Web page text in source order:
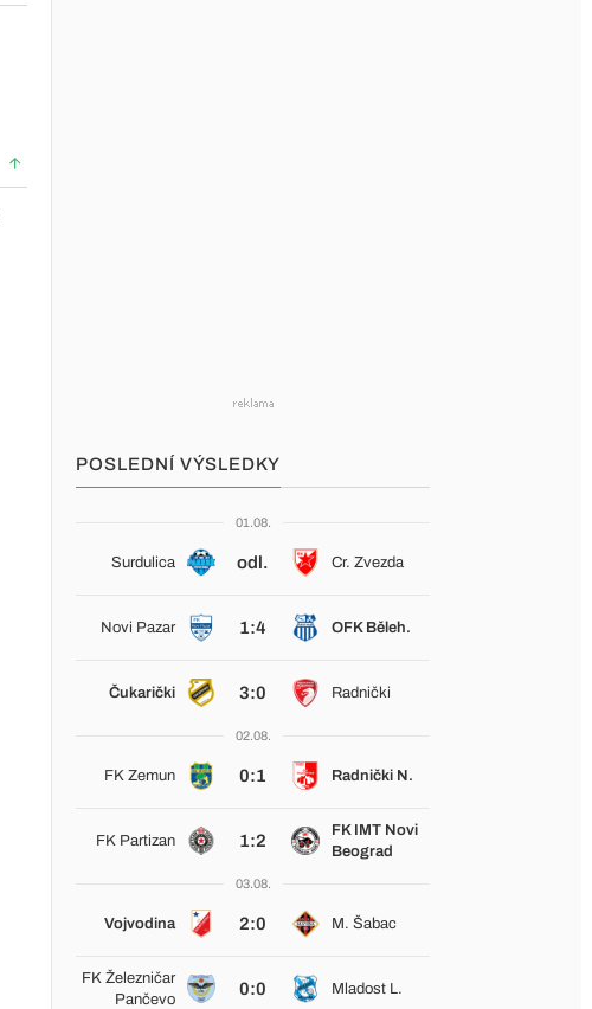
POSLEDNÍ VÝSLEDKY
01.08.
Surdulica odl. Cr. Zvezda
Novi Pazar 1:4 OFK Běleh.
Čukarički 3:0 Radnički
02.08.
FK Zemun 0:1 Radnički N.
FK Partizan 1:2
FK IMT Novi
Beograd
03.08.
Vojvodina 2:0 M. Šabac
FK Železničar
Pančevo
0:0 Mladost L.